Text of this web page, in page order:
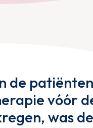
de
vóór
was